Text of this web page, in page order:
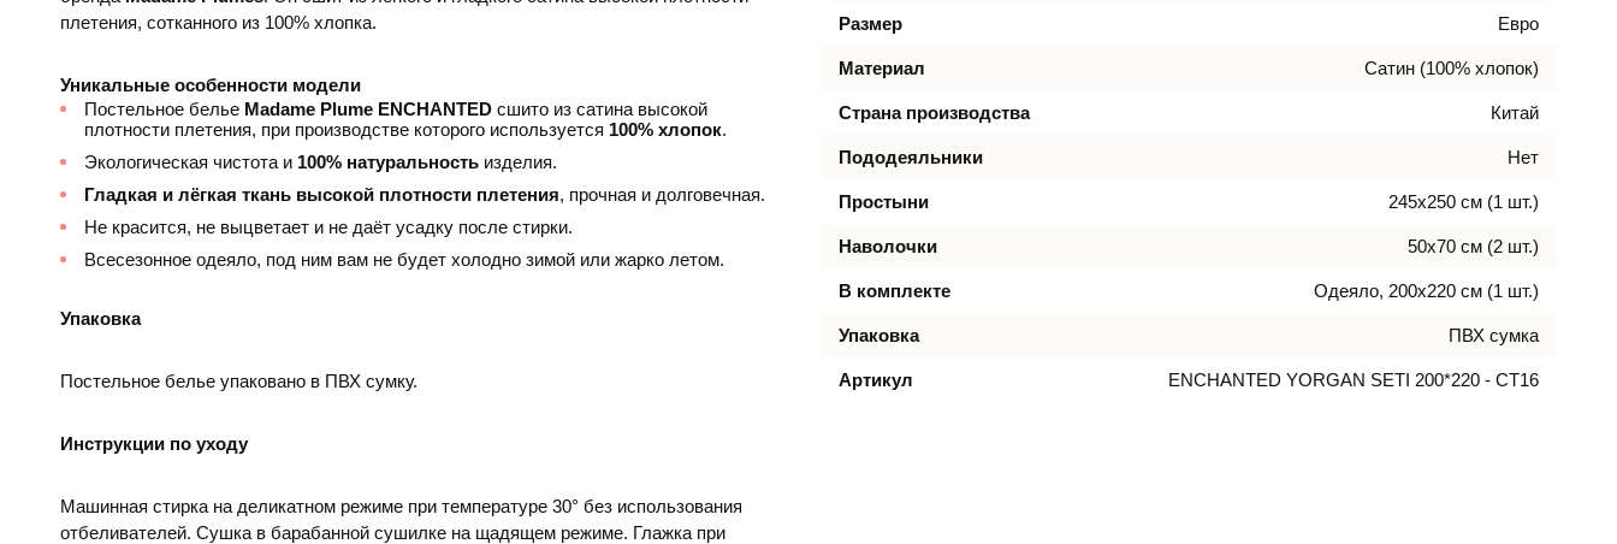
плетения, сотканного из 100% хлопка.
Уникальные особенности модели
Постельное белье Madame Plume ENCHANTED сшито из сатина высокой
плотности плетения, при производстве которого используется 100% хлопок.
Экологическая чистота и 100% натуральность изделия.
Гладкая и лёгкая ткань высокой плотности плетения, прочная и долговечная.
Не красится, не выцветает и не даёт усадку после стирки.
Всесезонное одеяло, под ним вам не будет холодно зимой или жарко летом.
Упаковка
Постельное белье упаковано в ПВХ сумку.
Инструкции по уходу
Машинная стирка на деликатном режиме при температуре 30° без использования
отбеливателей. Сушка в барабанной сушилке на щадящем режиме. Глажка при
Размер Евро
Материал Сатин (100% хлопок)
Страна производства Китай
Пододеяльники Нет
Простыни 245х250 см (1 шт.)
Наволочки 50х70 см (2 шт.)
В комплекте Одеяло, 200х220 см (1 шт.)
Упаковка ПВХ сумка
Артикул ENCHANTED YORGAN SETI 200*220 - CT16